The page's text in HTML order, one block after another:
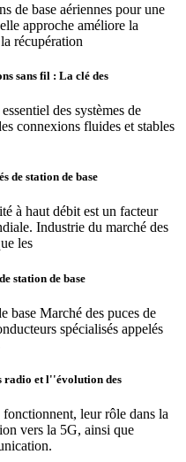
de base aériennes pour une
approche améliore la
récupération
sans fil : La clé des
des systèmes de
connexions fluides et stables
de station de base
à haut débit est un facteur
Industrie du marché des
les
station de base
base Marché des puces de
spécialisés appelés
radio et l''évolution des
leur rôle dans la
vers la 5G, ainsi que